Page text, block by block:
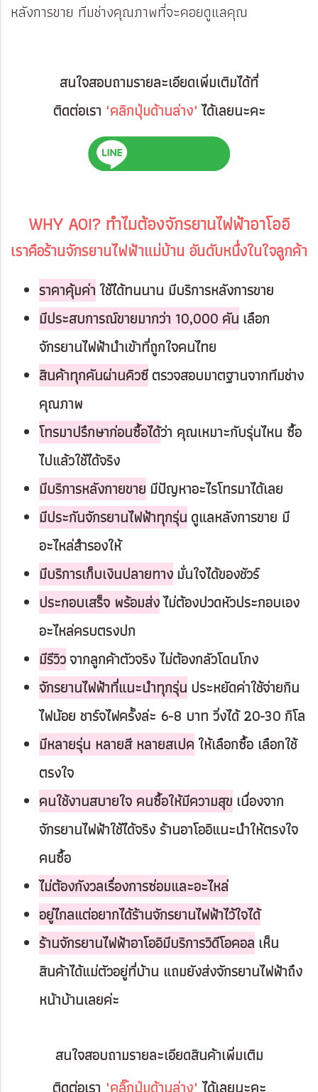
หลังการขาย ทีมช่างคุณภาพที่จะคอยดูแลคุณ
สนใจสอบถามรายละเอียดเพิ่มเติมได้ที่
ติดต่อเรา "คลิกปุ่มด้านล่าง"ได้เลยนะคะ
WHY AOI? ทำไมต้องจักรยานไฟฟ้าอาโออิ
เราคือร้านจักรยานไฟฟ้าแม่บ้าน อันดับหนึ่งในใจลูกค้า
ราคาคุ้มค่าใช้ได้ทนนาน มีบริการหลังการขาย
มีประสบการณ์ขายมากว่า 10,000 คัน เลือก
จักรยานไฟฟ้านำเข้าที่ถูกใจคนไทย
สินค้าทุกคันผ่านคิวซีตรวจสอบมาตฐานจากทีมช่าง
คุณภาพ
โทรมาปรึกษาก่อนซื้อได้ว่า คุณเหมาะกับรุ่นไหน ซื้อ
ไปแล้วใช้ได้จริง
มีบริการหลังกายขาย มีปัญหาอะไรโทรมาได้เลย
มีประกันจักรยานไฟฟ้าทุกรุ่นดูแลหลังการขาย มี
อะไหล่สำรองให้
มีบริการเก็บเงินปลายทางมั่นใจได้ของชัวร์
ประกอบเสร็จ พร้อมส่งไม่ต้องปวดหัวประกอบเอง
อะไหล่ครบตรงปก
มีรีวิวจากลูกค้าตัวจริง ไม่ต้องกลัวโดนโกง
จักรยานไฟฟ้าที่แนะนำทุกรุ่น ประหยัดค่าใช้จ่ายกิน
ไฟน้อย ชาร์จไฟครั้งล่ะ 6-8 บาท วิ่งได้ 20-30 กิโล
มีหลายรุ่น หลายสี หลายสเปคให้เลือกซื้อ เลือกใช้
ตรงใจ
คนใช้งานสบายใจ คนซื้อให้มีความสุข เนื่องจาก
จักรยานไฟฟ้าใช้ได้จริง ร้านอาโออิแนะนำให้ตรงใจ
คนซื้อ
ไม่ต้องกังวลเรื่องการซ่อมและอะไหล่
อยู่ไกลแต่อยากได้ร้านจักรยานไฟฟ้าไว้ใจได้
ร้านจักรยานไฟฟ้าอาโออิมีบริการวิดีโอคอล เห็น
สินค้าได้แม่ตัวอยู่ที่บ้าน แถมยังส่งจักรยานไฟฟ้าถึง
หน้าบ้านเลยค่ะ
สนใจสอบถามรายละเอียดสินค้าเพิ่มเติม